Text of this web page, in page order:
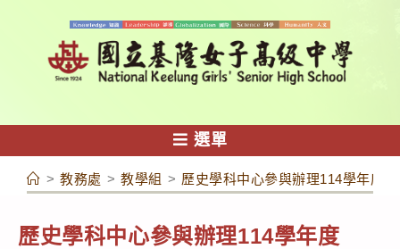
容
選單
> 教務處 > 教學組 > 歷史學科中心參與辦理114學年度
歷史學科中心參與辦理114學年度